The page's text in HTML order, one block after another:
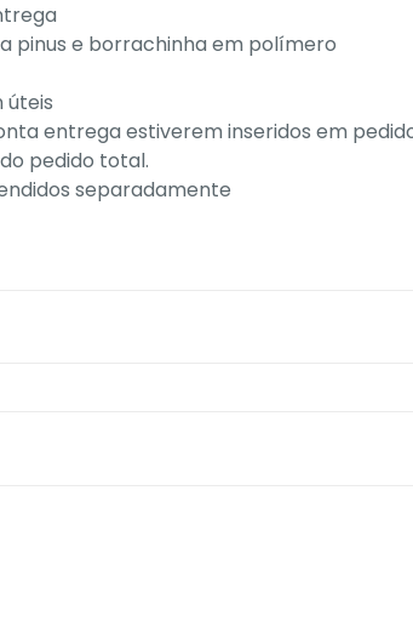
pinus e borrachinha em polímero
úteis
entrega estiverem inseridos em
pedido total.
separadamente